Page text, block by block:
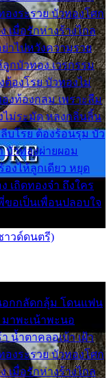
งระรวย บัวทองโศก
เมื่อรักห่างร้างไกล
าไปหวังความรวย
กบัวทอง เวรกรรม
องโรย บัวทองไม่
งท้องกลม เพราะลืม
ไม่ระมัด หลงกลิ่นลิ้น
บโรย ต้องร้อนรุม บัว
วทองผ่ายผอม
งไห้ลูกเดียว หยุด
เถิดทองจ๋า ถึงใคร
ขอเป็นเพื่อนปลอบใจ
าวด์ดนตรี)
อกกลัดกลุ้ม โดนแฟน
าพะเน้าพะนอ
น้ำตาคลอเบ้า เฝ้า
งระรวย บัวทองโศก
เมื่อรักห่างร้างไกล